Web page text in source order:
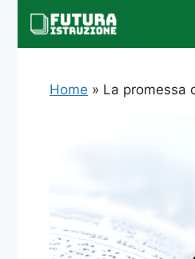
contenuto
Home » La promessa